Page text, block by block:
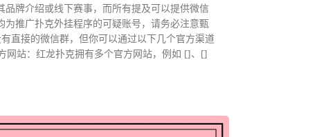
品牌介绍或线下赛事，而所有提及可以提供微信
为推广扑克外挂程序的可疑账号，请务必注意甄
直接的微信群，但你可以通过以下几个官方渠道
网站：红龙扑克拥有多个官方网站，例如 []、[]